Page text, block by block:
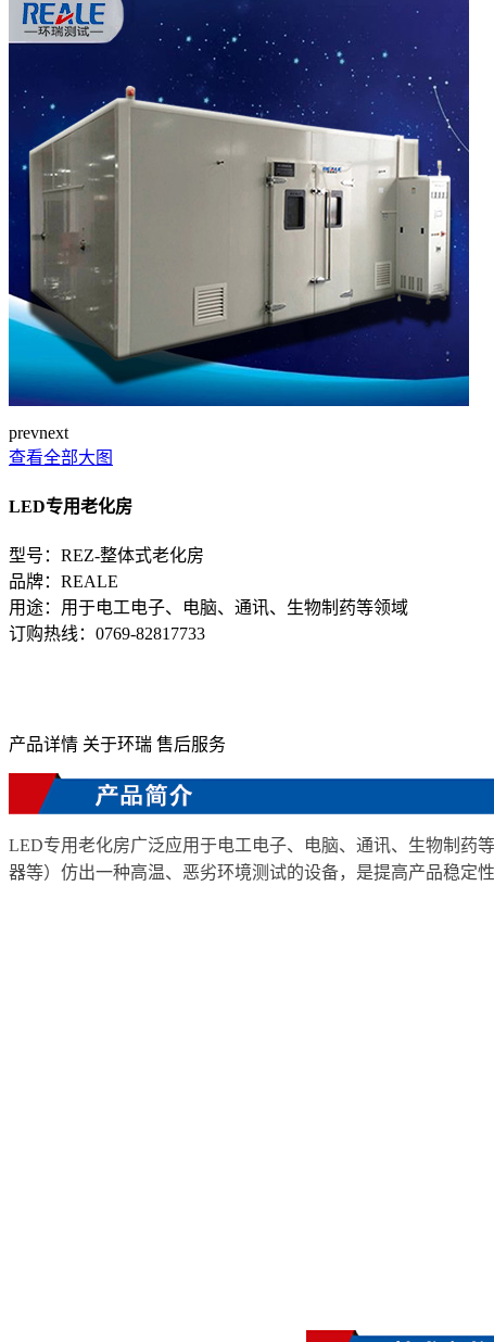
prevnext
查看全部大图
LED专用老化房
型号：REZ-整体式老化房
品牌：REALE
用途：用于电工电子、电脑、通讯、生物制药等领域
订购热线： 0769-82817733
产品详情 关于环瑞 售后服务
LED专用老化房广泛应用于电工电子、电脑、通讯、生物制药
器等）仿出一种高温、恶劣环境测试的设备，是提高产品稳定